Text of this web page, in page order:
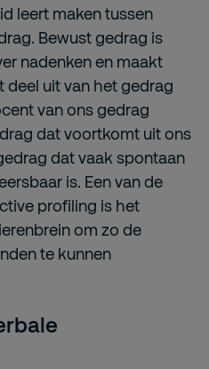
leert maken tussen
Bewust gedrag is
nadenken en maakt
uit van het gedrag
van ons gedrag
dat voortkomt uit ons
dat vaak spontaan
is. Een van de
profiling is het
om zo de
te kunnen